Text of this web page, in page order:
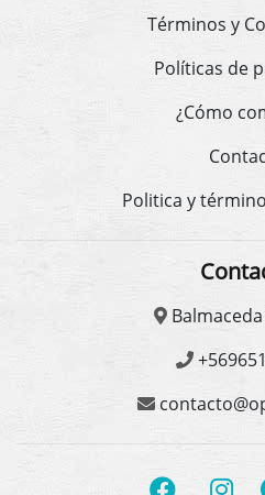
Términos y
Políticas de
¿Cómo
Politica y